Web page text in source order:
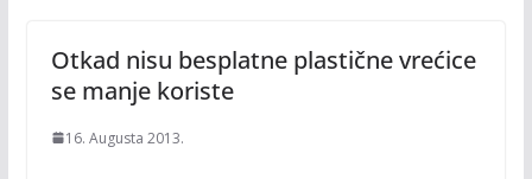
Otkad nisu besplatne plastične vrećice
se manje koriste
16. Augusta 2013.